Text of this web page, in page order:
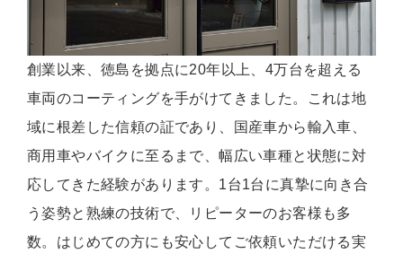
創業以来、徳島を拠点に20年以上、4万台を超える
車両のコーティングを手がけてきました。これは地
域に根差した信頼の証であり、国産車から輸入車、
商用車やバイクに至るまで、幅広い車種と状態に対
応してきた経験があります。1台1台に真摯に向き合
う姿勢と熟練の技術で、リピーターのお客様も多
数。はじめての方にも安心してご依頼いただける実